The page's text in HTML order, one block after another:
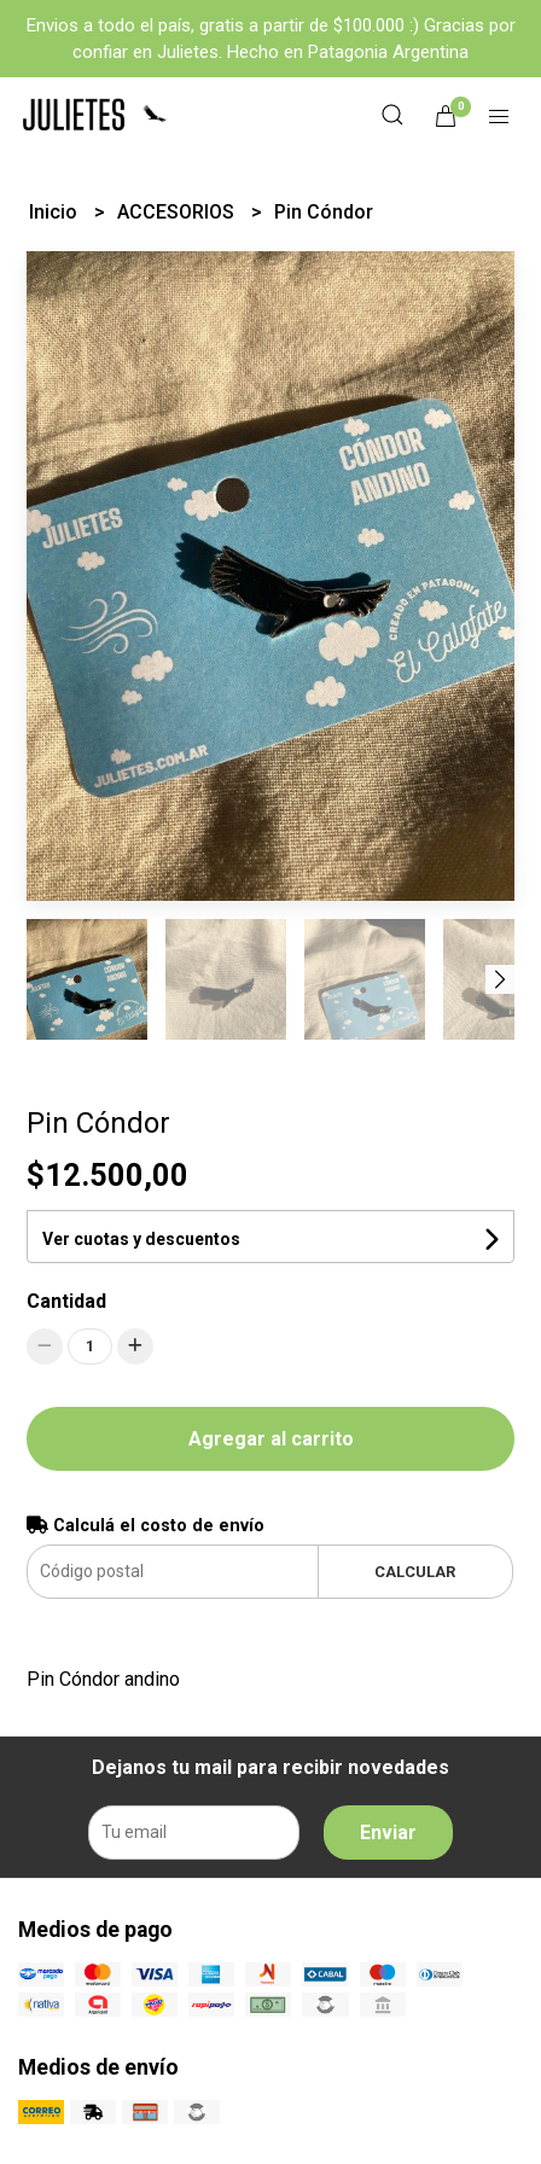
Envios a todo el país, gratis a partir de $100.000 :) Gracias por
confiar en Julietes. Hecho en Patagonia Argentina
0
Inicio ACCESORIOS Pin Cóndor
Pin Cóndor
$12.500,00
Ver cuotas y descuentos
Cantidad
1
Agregar al carrito
Calculá el costo de envío
CALCULAR
Pin Cóndor andino
Dejanos tu mail para recibir novedades
Enviar
Medios de pago
Medios de envío